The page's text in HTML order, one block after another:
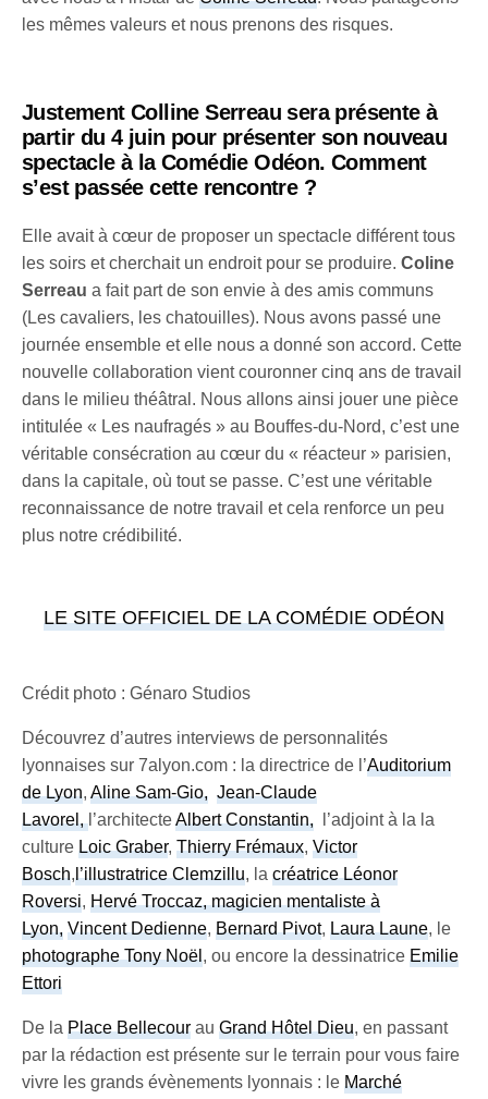
les mêmes valeurs et nous prenons des risques.
Justement Colline Serreau sera présente à
partir du 4 juin pour présenter son nouveau
spectacle à la Comédie Odéon. Comment
s’est passée cette rencontre ?
Elle avait à cœur de proposer un spectacle différent tous
les soirs et cherchait un endroit pour se produire.Coline
Serreau a fait part de son envie à des amis communs
(Les cavaliers, les chatouilles). Nous avons passé une
journée ensemble et elle nous a donné son accord. Cette
nouvelle collaboration vient couronner cinq ans de travail
dans le milieu théâtral. Nous allons ainsi jouer une pièce
intitulée « Les naufragés » au Bouffes-du-Nord, c’est une
véritable consécration au cœur du « réacteur » parisien,
dans la capitale, où tout se passe. C’est une véritable
reconnaissance de notre travail et cela renforce un peu
plus notre crédibilité.
LE SITE OFFICIEL DE LA COMÉDIE ODÉON
Crédit photo : Génaro Studios
Découvrez d’autres interviews de personnalités
lyonnaises sur 7alyon.com : la directrice de l’Auditorium
de Lyon,Aline Sam-Gio, Jean-Claude
Lavorel, l’architecteAlbert Constantin, l’adjoint à la la
cultureLoic Graber,Thierry Frémaux,Victor
Bosch,l’illustratrice Clemzillu, lacréatrice Léonor
Roversi,Hervé Troccaz, magicien mentaliste à
Lyon, Vincent Dedienne,Bernard Pivot,Laura Laune, le
photographe Tony Noël, ou encore la dessinatriceEmilie
Ettori
De laPlace Bellecour auGrand Hôtel Dieu, en passant
par la rédaction est présente sur le terrain pour vous faire
vivre les grands évènements lyonnais : leMarché